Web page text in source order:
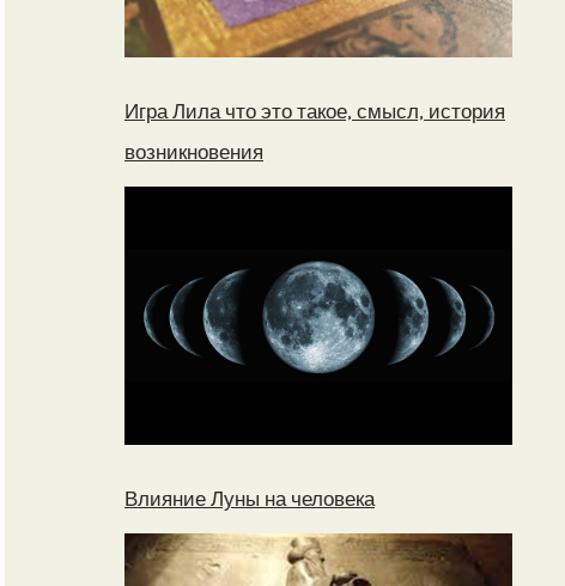
Игра Лила что это такое, смысл, история
возникновения
Влияние Луны на человека